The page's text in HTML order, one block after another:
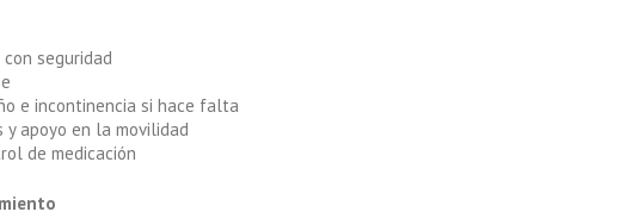
seguridad
e incontinencia si hace falta
y apoyo en la movilidad
de medicación